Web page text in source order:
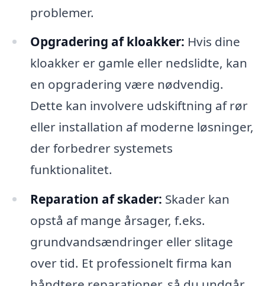
problemer.
Opgradering af kloakker: Hvis dine
kloakker er gamle eller nedslidte, kan
en opgradering være nødvendig.
Dette kan involvere udskiftning af rør
eller installation af moderne løsninger,
der forbedrer systemets
funktionalitet.
Reparation af skader: Skader kan
opstå af mange årsager, f.eks.
grundvandsændringer eller slitage
over tid. Et professionelt firma kan